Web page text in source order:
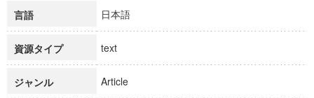
言語 日本語
資源タイプ text
ジャンル Article